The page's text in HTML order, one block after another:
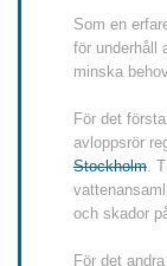
Som en
för underhåll
minska
För det
avloppsrör
Stockholm.
och skador
För det